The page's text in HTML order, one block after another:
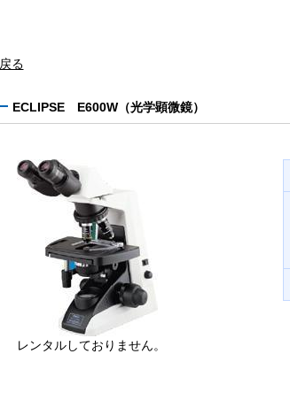
戻る
ECLIPSE E600W（光学顕微鏡）
レンタルしておりません。